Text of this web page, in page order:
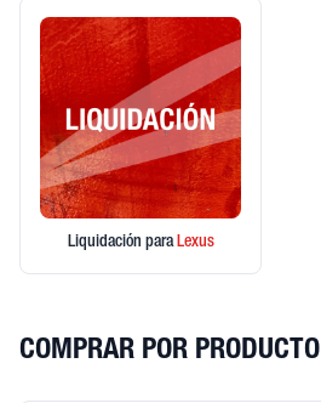
Liquidación paraLexus
COMPRAR POR PRODUCTO